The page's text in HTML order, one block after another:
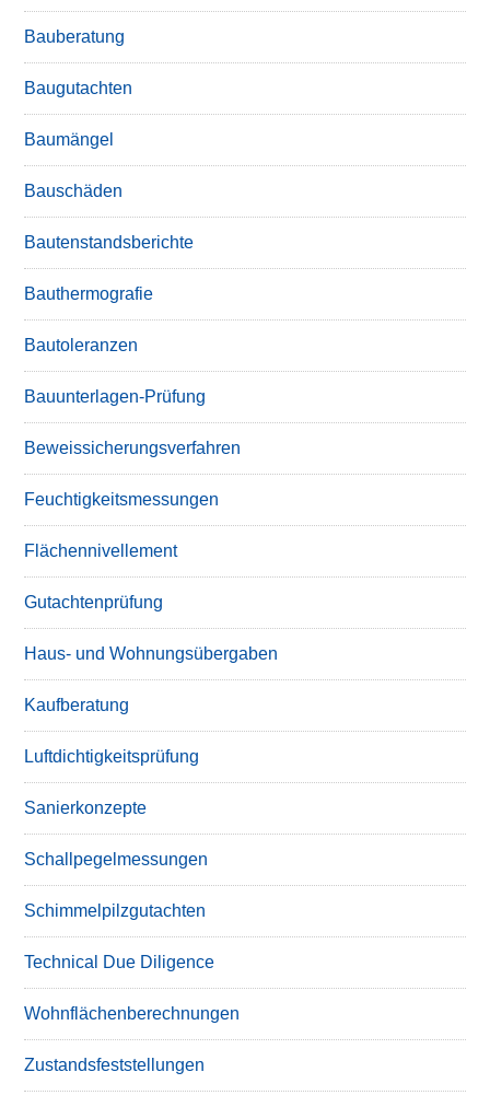
Bauberatung
Baugutachten
Baumängel
Bauschäden
Bautenstandsberichte
Bauthermografie
Bautoleranzen
Bauunterlagen-Prüfung
Beweissicherungsverfahren
Feuchtigkeitsmessungen
Flächennivellement
Gutachtenprüfung
Haus- und Wohnungsübergaben
Kaufberatung
Luftdichtigkeitsprüfung
Sanierkonzepte
Schallpegelmessungen
Schimmelpilzgutachten
Technical Due Diligence
Wohnflächenberechnungen
Zustandsfeststellungen